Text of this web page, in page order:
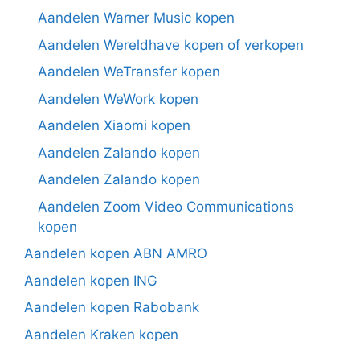
Aandelen Warner Music kopen
Aandelen Wereldhave kopen of verkopen
Aandelen WeTransfer kopen
Aandelen WeWork kopen
Aandelen Xiaomi kopen
Aandelen Zalando kopen
Aandelen Zalando kopen
Aandelen Zoom Video Communications
kopen
Aandelen kopen ABN AMRO
Aandelen kopen ING
Aandelen kopen Rabobank
Aandelen Kraken kopen